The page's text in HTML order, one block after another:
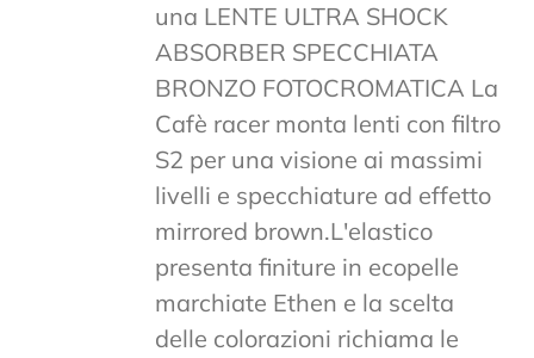
una LENTE ULTRA SHOCK
ABSORBER SPECCHIATA
BRONZO FOTOCROMATICA La
Cafè racer monta lenti con filtro
S2 per una visione ai massimi
livelli e specchiature ad effetto
mirrored brown.L'elastico
presenta finiture in ecopelle
marchiate Ethen e la scelta
delle colorazioni richiama le